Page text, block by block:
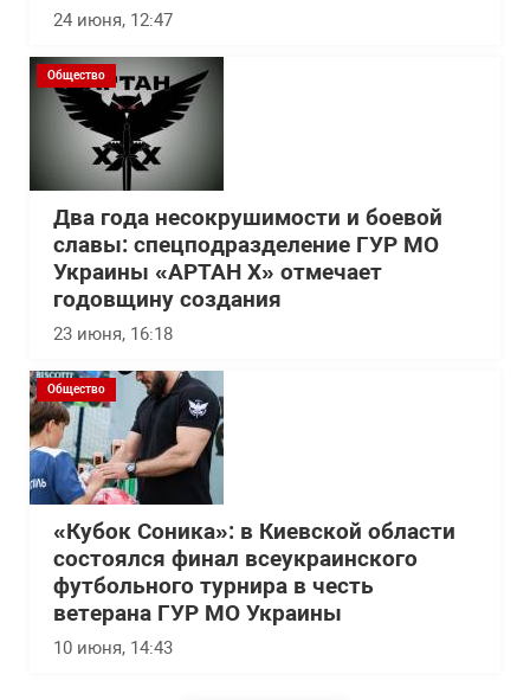
24 июня, 12:47
Общество
Два года несокрушимости и боевой
славы: спецподразделение ГУР МО
Украины «АРТАН Х» отмечает
годовщину создания
23 июня, 16:18
Общество
«Кубок Соника»: в Киевской области
состоялся финал всеукраинского
футбольного турнира в честь
ветерана ГУР МО Украины
10 июня, 14:43